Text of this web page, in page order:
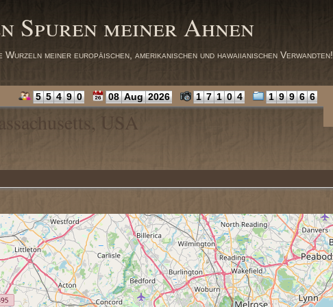
Spuren meiner Ahnen
Wurzeln meiner europäischen, amerikanischen und hawaiianischen Verwandten!
5 5 4 9 0 08 Aug 2026 1 7 1 0 4 1 9 9 6 6
USA